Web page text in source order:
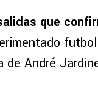
que
André